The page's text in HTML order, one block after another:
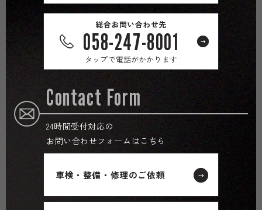
総合お問い合わせ先
058-247-8001
タップで電話がかかります
Contact Form
24時間受付対応の
お問い合わせフォームはこちら
車検・整備・修理のご依頼